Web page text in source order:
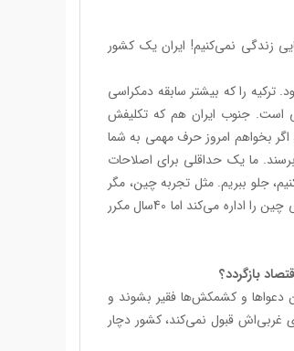
زندگی نمی‌کنیم! ایران یک کشور
ترکیه را که بیشتر سابقه دمکراسی
است. جنوب ایران هم که تکلیفش
بخواهم امروز حرف مهمی به شما
ما یک حداقلی برای اصلاحات
جلو ببریم. مثل تجربه چین، مگر
در چین دمکراسی هست؟ مگر آزادی در چین به مفهوم غرب وجود دارد؟ خیر، یک سیستم بسته کمونیستی چین را اداره می‌کند اما 40سال مکرر
دعواها و کشمکش‌ها فقیر بشوند و
غربی‌اش قبول نمی‌کند، کشور دچار